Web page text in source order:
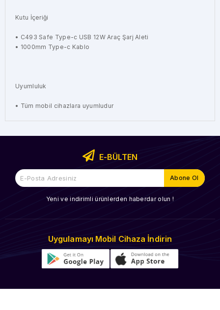
Kutu İçeriği
• C493 Safe Type-c USB 12W Araç Şarj Aleti
• 1000mm Type-c Kablo
Uyumluluk
• Tüm mobil cihazlara uyumludur
E-BÜLTEN
Yeni ve indirimli ürünlerden haberdar olun !
Uygulamayı Mobil Cihaza İndirin